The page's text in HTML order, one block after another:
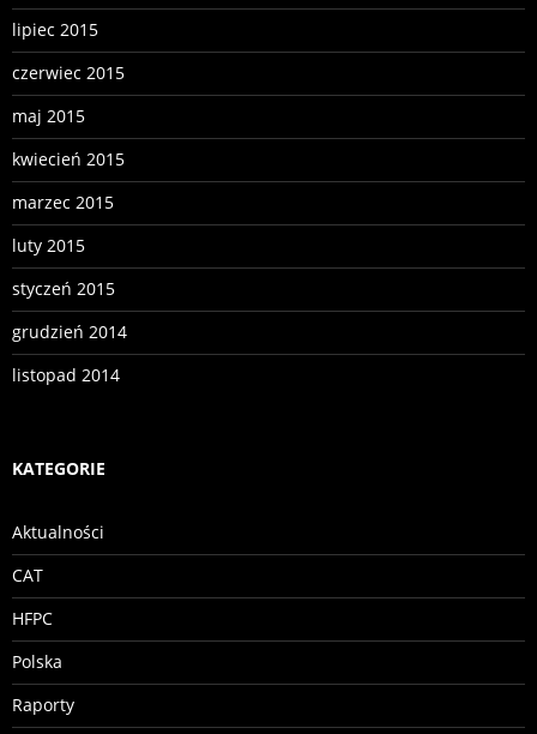
lipiec 2015
czerwiec 2015
maj 2015
kwiecień 2015
marzec 2015
luty 2015
styczeń 2015
grudzień 2014
listopad 2014
KATEGORIE
Aktualności
CAT
HFPC
Polska
Raporty